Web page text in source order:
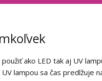
ako LED tak aj UV
lampou sa čas predlžuje